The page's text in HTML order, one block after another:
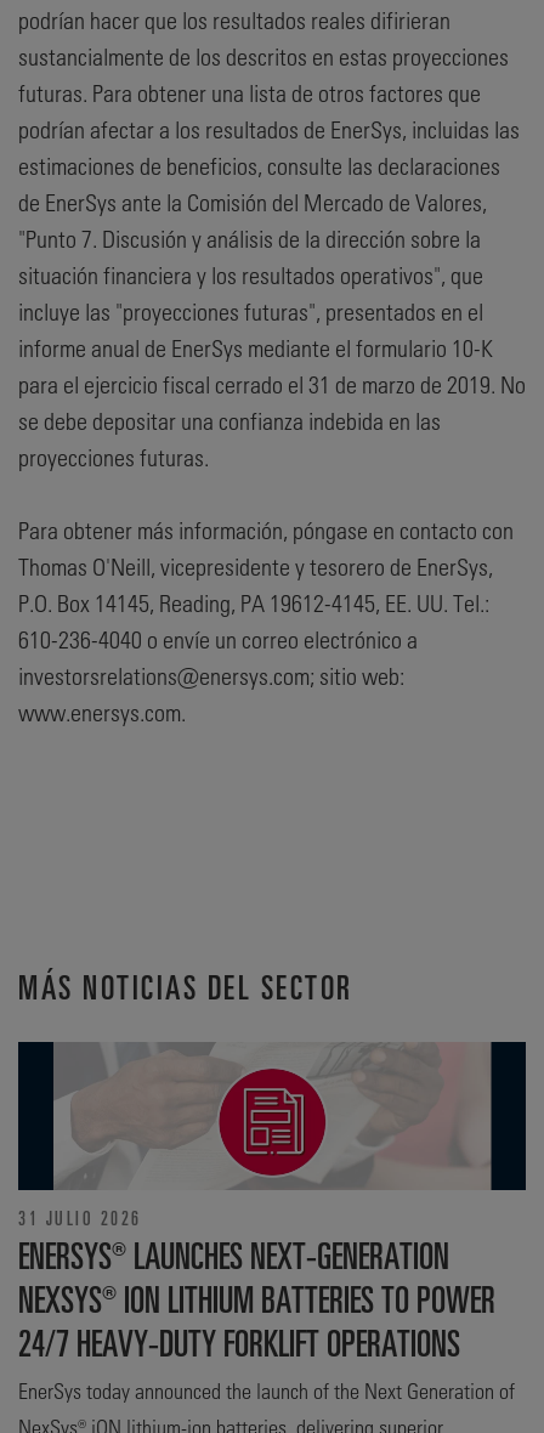
podrían hacer que los resultados reales difirieran
sustancialmente de los descritos en estas proyecciones
futuras. Para obtener una lista de otros factores que
podrían afectar a los resultados de EnerSys, incluidas las
estimaciones de beneficios, consulte las declaraciones
de EnerSys ante la Comisión del Mercado de Valores,
"Punto 7. Discusión y análisis de la dirección sobre la
situación financiera y los resultados operativos", que
incluye las "proyecciones futuras", presentados en el
informe anual de EnerSys mediante el formulario 10-K
para el ejercicio fiscal cerrado el 31 de marzo de 2019. No
se debe depositar una confianza indebida en las
proyecciones futuras.
Para obtener más información, póngase en contacto con
Thomas O'Neill, vicepresidente y tesorero de EnerSys,
P.O. Box 14145, Reading, PA 19612-4145, EE. UU. Tel.:
610-236-4040 o envíe un correo electrónico a
investorsrelations@enersys.com; sitio web:
www.enersys.com.
MÁS NOTICIAS DEL SECTOR
31 JULIO 2026
ENERSYS® LAUNCHES NEXT-GENERATION
NEXSYS® ION LITHIUM BATTERIES TO POWER
24/7 HEAVY-DUTY FORKLIFT OPERATIONS
EnerSys today announced the launch of the Next Generation of
NexSys® iON lithium-ion batteries, delivering superior